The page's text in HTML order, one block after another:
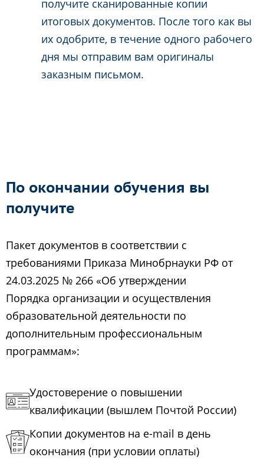
получите сканированные копии
итоговых документов. После того как вы
их одобрите, в течение одного рабочего
дня мы отправим вам оригиналы
заказным письмом.
По окончании обучения вы
получите
Пакет документов в соответствии с
требованиями Приказа Минобрнауки РФ от
24.03.2025 № 266 «Об утверждении
Порядка организации и осуществления
образовательной деятельности по
дополнительным профессиональным
программам»:
Удостоверение о повышении
квалификации (вышлем Почтой России)
Копии документов на e-mail в день
окончания (при условии оплаты)